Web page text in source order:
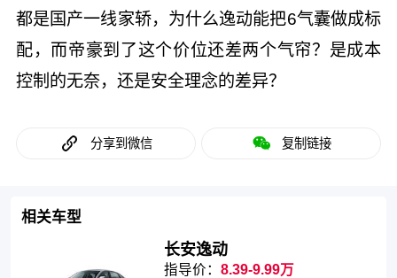
都是国产一线家轿，为什么逸动能把6气囊做成标
配，而帝豪到了这个价位还差两个气帘？是成本
控制的无奈，还是安全理念的差异？
分享到微信 复制链接
相关车型
长安逸动
指导价：8.39-9.99万